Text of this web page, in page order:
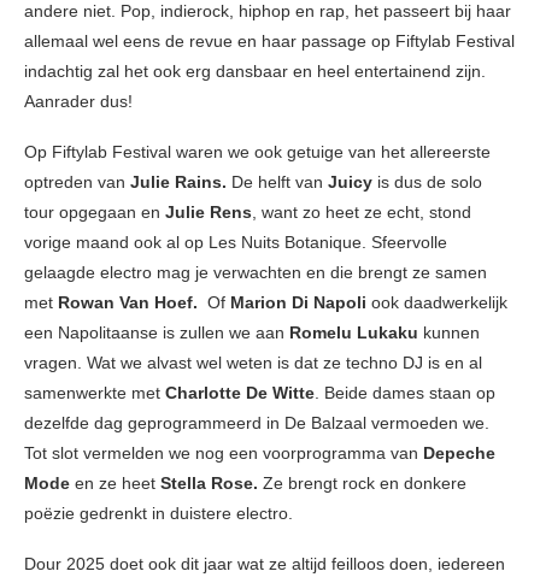
andere niet. Pop, indierock, hiphop en rap, het passeert bij haar
allemaal wel eens de revue en haar passage op Fiftylab Festival
indachtig zal het ook erg dansbaar en heel entertainend zijn.
Aanrader dus!
Op Fiftylab Festival waren we ook getuige van het allereerste
optreden van Julie Rains. De helft van Juicy is dus de solo
tour opgegaan en Julie Rens, want zo heet ze echt, stond
vorige maand ook al op Les Nuits Botanique. Sfeervolle
gelaagde electro mag je verwachten en die brengt ze samen
met Rowan Van Hoef. Of Marion Di Napoli ook daadwerkelijk
een Napolitaanse is zullen we aan Romelu Lukaku kunnen
vragen. Wat we alvast wel weten is dat ze techno DJ is en al
samenwerkte met Charlotte De Witte. Beide dames staan op
dezelfde dag geprogrammeerd in De Balzaal vermoeden we.
Tot slot vermelden we nog een voorprogramma van Depeche
Mode en ze heet Stella Rose. Ze brengt rock en donkere
poëzie gedrenkt in duistere electro.
Dour 2025 doet ook dit jaar wat ze altijd feilloos doen, iedereen